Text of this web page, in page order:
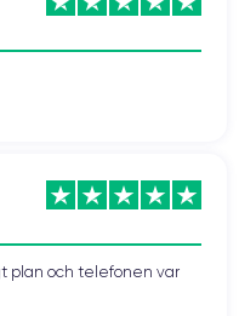
plan och telefonen var